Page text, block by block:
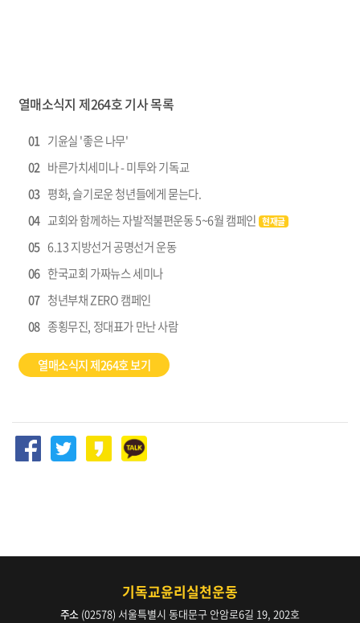
열매소식지 제264호 기사 목록
01 기윤실 '좋은 나무'
02 바른가치세미나 - 미투와 기독교
03 평화, 슬기로운 청년들에게 묻는다.
04 교회와 함께하는 자발적불편운동 5~6월 캠페인 현재글
05 6.13 지방선거 공명선거 운동
06 한국교회 가짜뉴스 세미나
07 청년부채 ZERO 캠페인
08 종횡무진, 정대표가 만난 사람
열매소식지 제264호 보기
기독교윤리실천운동
주소 (02578) 서울특별시 동대문구 안암로6길 19, 202호